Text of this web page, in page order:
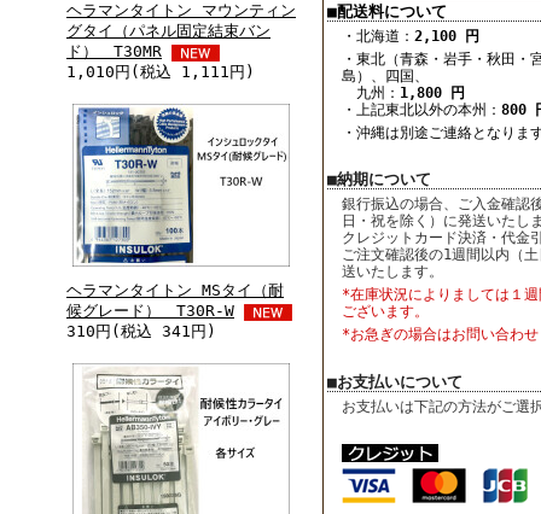
ヘラマンタイトン マウンティン
グタイ（パネル固定結束バン
ド） T30MR
1,010円(税込 1,111円)
ヘラマンタイトン MSタイ（耐
候グレード） T30R-W
310円(税込 341円)
■配送料について
・北海道： 2,100 円
・東北（青森・岩手・秋田・
島）、四国、
九州： 1,800 円
・上記東北以外の本州： 800
・沖縄は別途ご連絡となりま
■納期について
銀行振込の場合、ご入金確認
日・祝を除く）に発送いたし
クレジットカード決済・代金
ご注文確認後の1週間以内（
送いたします。
*在庫状況によりましては１
ございます。
*お急ぎの場合はお問い合わ
■お支払いについて
お支払いは下記の方法がご選